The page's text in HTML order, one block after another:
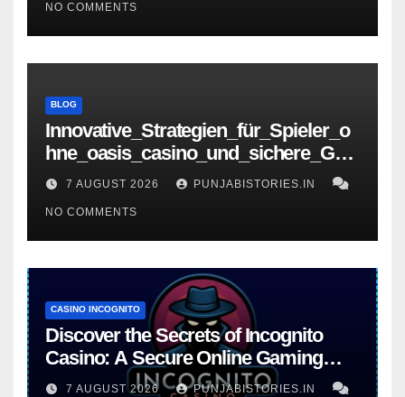
NO COMMENTS
BLOG
Innovative_Strategien_für_Spieler_o
hne_oasis_casino_und_sichere_Gew
innchancen – копія
7 AUGUST 2026 PUNJABISTORIES.IN
NO COMMENTS
CASINO INCOGNITO
Discover the Secrets of Incognito
Casino: A Secure Online Gaming
Experience
7 AUGUST 2026 PUNJABISTORIES.IN